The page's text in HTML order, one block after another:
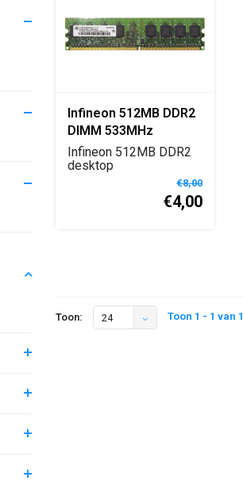
Infineon 512MB DDR2
DIMM 533MHz
Desktop RAM
Geheugen
Infineon 512MB DDR2
desktop
geheugenmodule met€8,00
€4,00
Toon: 24 Toon 1 - 1 van 1